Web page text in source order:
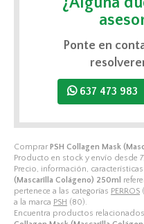
Comprar PSH Collagen Mask
Producto en stock y envío desde
Precio, información, características
(Mascarilla Colágeno) 250ml
pertenece a las categorías PERROS
a la marca PSH (80).
Encuentra productos
Ponte en
637 473 983